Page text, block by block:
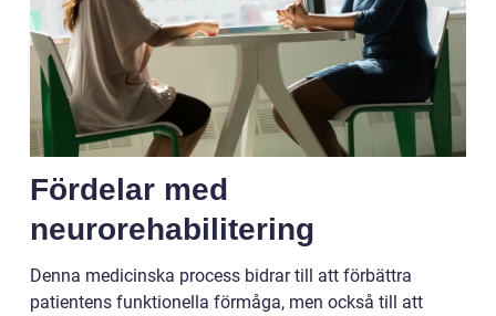
Fördelar med
neurorehabilitering
Denna medicinska process bidrar till att förbättra
patientens funktionella förmåga, men också till att